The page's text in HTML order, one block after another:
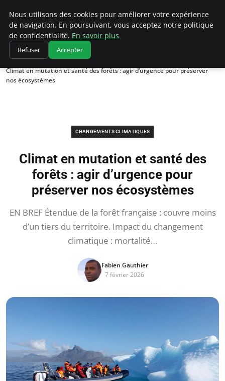
Climatedebtagents
Accueil
Changements climatiques
Climat en mutation et santé des forêts : agir d’urgence pour préserver
nos écosystèmes
CHANGEMENTS CLIMATIQUES
Climat en mutation et santé des
forêts : agir d’urgence pour
préserver nos écosystèmes
EN BREF Étendue de la forêt française : couvre moins
d’un tiers du territoire. Impact du changement
climatique : mortalité…
Fabien Gauthier
7 février 2026
Nous utilisons des cookies pour améliorer votre expérience
de navigation. En poursuivant, vous acceptez notre politique
de confidentialité. En savoir plus
Refuser Accepter